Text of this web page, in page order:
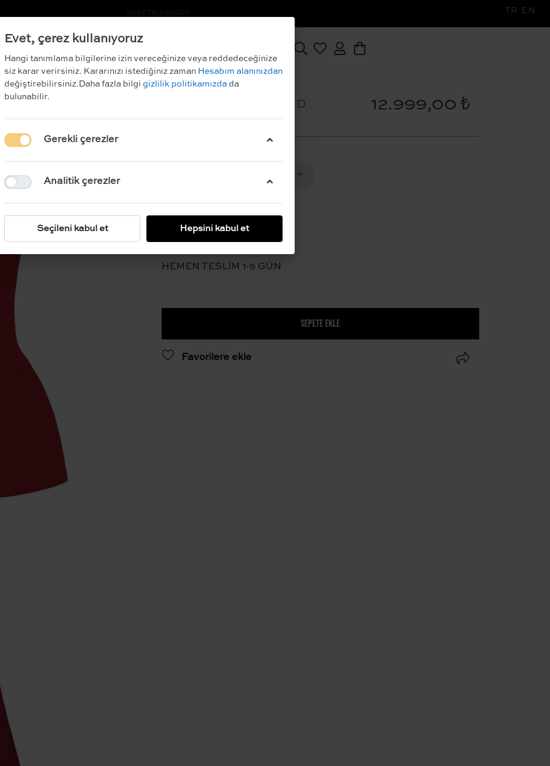
TR EN
BURN BABY -RED 12.999,00 ₺
HEMEN TESLİM 1-5 GÜN
SEPETE EKLE
Favorilere ekle
Evet, çerez kullanıyoruz
Hangi tanımlama bilgilerine izin vereceğinize veya reddedeceğinize
siz karar verirsiniz. Kararınızı istediğiniz zaman Hesabım alanınızdan
değiştirebilirsiniz.Daha fazla bilgi gizlilik politikamızda da
bulunabilir.
Gerekli çerezler
Analitik çerezler
Seçileni kabul et Hepsini kabul et